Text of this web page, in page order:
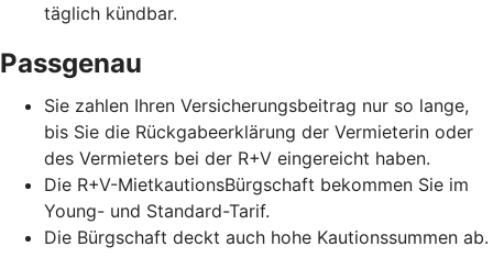
täglich kündbar.
Passgenau
Sie zahlen Ihren Versicherungsbeitrag nur so lange,
bis Sie die Rückgabeerklärung der Vermieterin oder
des Vermieters bei der R+V eingereicht haben.
Die R+V-MietkautionsBürgschaft bekommen Sie im
Young- und Standard-Tarif.
Die Bürgschaft deckt auch hohe Kautionssummen ab.